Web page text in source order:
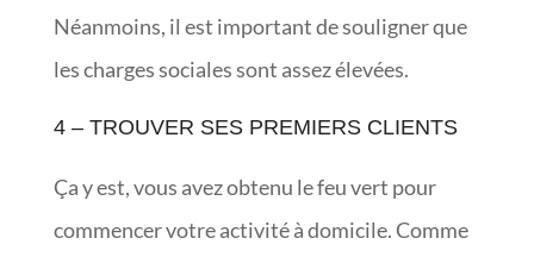
Néanmoins, il est important de souligner que
les charges sociales sont assez élevées.
4 – TROUVER SES PREMIERS CLIENTS
Ça y est, vous avez obtenu le feu vert pour
commencer votre activité à domicile. Comme